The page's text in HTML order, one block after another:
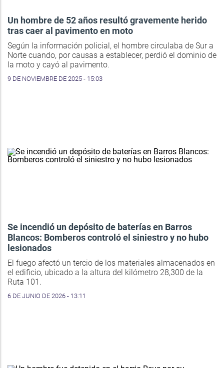
Un hombre de 52 años resultó gravemente herido
tras caer al pavimento en moto
Según la información policial, el hombre circulaba de Sur a
Norte cuando, por causas a establecer, perdió el dominio de
la moto y cayó al pavimento.
9 DE NOVIEMBRE DE 2025 - 15:03
Se incendió un depósito de baterías en Barros
Blancos: Bomberos controló el siniestro y no hubo
lesionados
El fuego afectó un tercio de los materiales almacenados en
el edificio, ubicado a la altura del kilómetro 28,300 de la
Ruta 101.
6 DE JUNIO DE 2026 - 13:11